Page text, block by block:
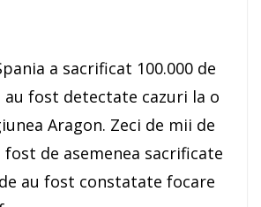
a sacrificat 100.000 de
au fost detectate cazuri la o
Aragon. Zeci de mii de
fost de asemenea sacrificate
au fost constatate focare